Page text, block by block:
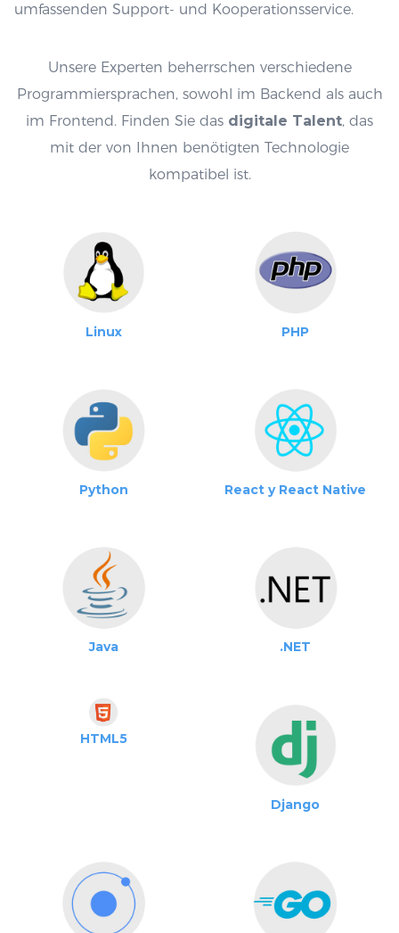
umfassenden Support- und Kooperationsservice.
Unsere Experten beherrschen verschiedene
Programmiersprachen, sowohl im Backend als auch
im Frontend. Finden Sie das digitale Talent, das
mit der von Ihnen benötigten Technologie
kompatibel ist.
Linux PHP
Python React y React Native
Java .NET
HTML5
Django